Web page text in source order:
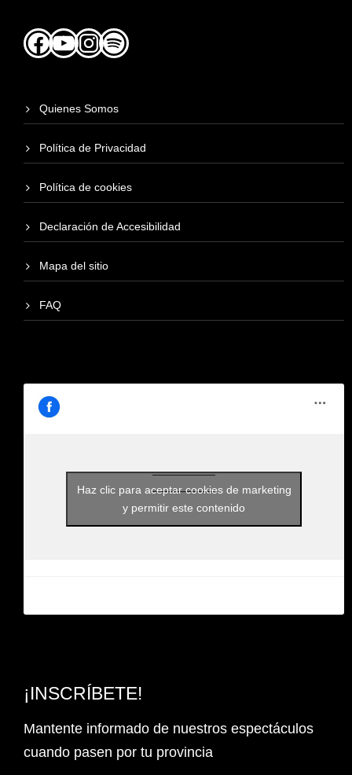
Facebook
YouTubeInstagram
Spotify
Quienes Somos
Política de Privacidad
Política de cookies
Declaración de Accesibilidad
Mapa del sitio
FAQ
Haz clic para aceptar cookies de marketing
y permitir este contenido
¡INSCRÍBETE!
Mantente informado de nuestros espectáculos
cuando pasen por tu provincia